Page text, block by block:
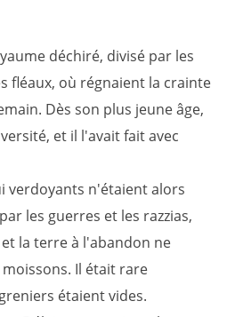
déchiré, divisé par les
fléaux, où régnaient la crainte
Dès son plus jeune âge,
et il l'avait fait avec
verdoyants n'étaient alors
les guerres et les razzias,
la terre à l'abandon ne
Il était rare
étaient vides.